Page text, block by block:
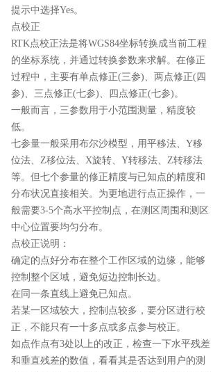
提示中选择Yes。
点校正
RTK点校正法是将WGS84坐标转换成当前工程
的坐标系统，并通过转换参数来求解。在修正
过程中，主要有单点修正(三参)、两点修正(四
参)、三点修正(七参)、四点修正(七参)。
一般而言，三参数用于小范围测量，精度较
低。
七参量一般采用布尔沙模型，用平移法、Y移
位法、Z移位法、X旋转、Y转移法、Z转移法
等。但七个参量的修正精度与已知点的精度和
分布状况直接相关。为更地进行点正操作，一
般需要3-5个高水平控制点，在测区周围和测区
中心位置要均匀分布。
点校正说明：
确定的点好分布在整个工作区域的边缘，能够
控制整个区域，避免短边控制长边。
在同一条直线上避免已知点。
若某一区域较大，控制点较多，要分区进行校
正，不能只有一十多点或多点参与校正。
如点作点有3处以上的改正，检查一下水平残差
和垂直残差的数值，看看其是否达到用户的测